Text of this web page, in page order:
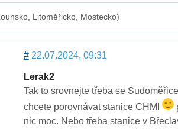
Litoměřicko, Mostecko)
#22.07.2024, 09:31
Lerak2
Tak to srovnejte třeba se
chcete porovnávat stanice CHMI
nic moc. Nebo třeba stanice v